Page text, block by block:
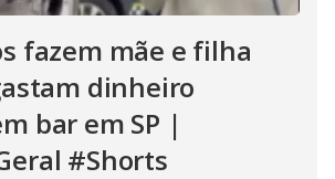
fazem mãe e filha
dinheiro
bar em SP |
#Shorts